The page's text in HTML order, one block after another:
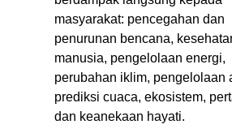
masyarakat: pencegahan dan
penurunan bencana,
manusia, pengelolaan energi,
perubahan iklim, pengelolaan
prediksi cuaca, ekosistem,
dan keanekaan hayati.